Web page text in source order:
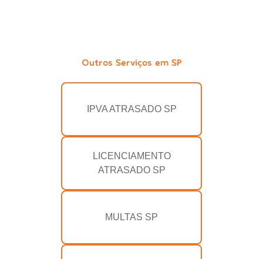
Outros Serviços em SP
IPVA ATRASADO SP
LICENCIAMENTO
ATRASADO SP
MULTAS SP